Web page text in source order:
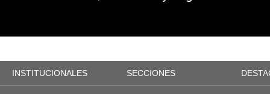
INSTITUCIONALES SECCIONES